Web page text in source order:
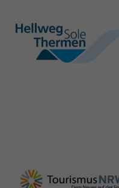
hellweg-sole-
thermen.de
nrw-